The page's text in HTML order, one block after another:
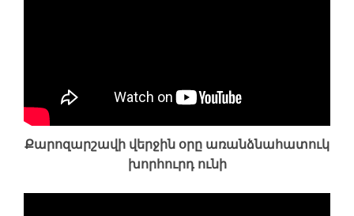
Քարոզարշավի վերջին օրը առանձնահատուկ
խորհուրդ ունի